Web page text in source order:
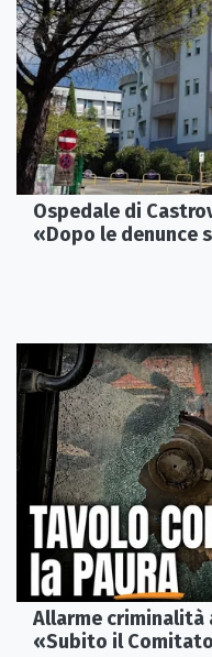
Ospedale di
«Dopo le denunce
Allarme criminalità
«Subito il